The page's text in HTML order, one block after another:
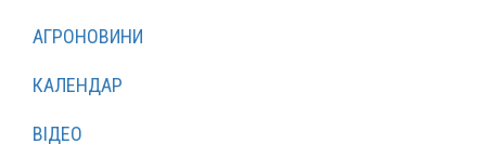
АГРОНОВИНИ
КАЛЕНДАР
ВІДЕО